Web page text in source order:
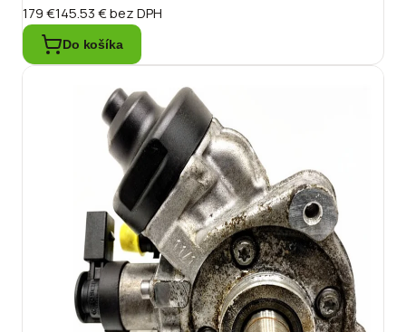
179 €145.53 €bez DPH
Do košíka